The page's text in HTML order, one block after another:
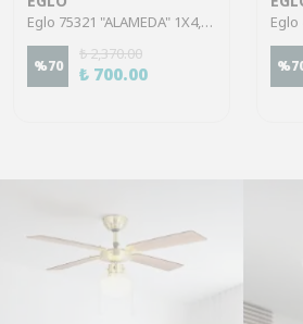
Eglo 75321 "ALAMEDA" 1X4,5W Çelik Nikel Mat Sıva Üstü Spot
%70
₺ 2,370.00
₺ 700.00 %